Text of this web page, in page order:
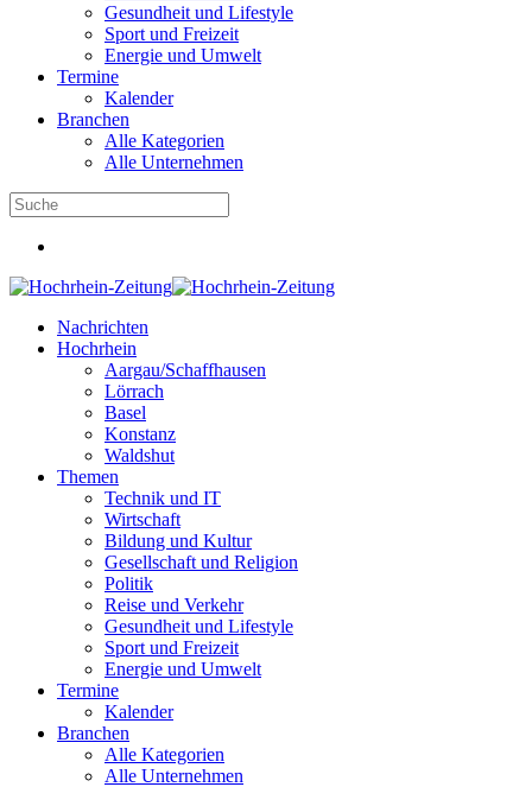
Gesundheit und Lifestyle
Sport und Freizeit
Energie und Umwelt
Termine
Kalender
Branchen
Alle Kategorien
Alle Unternehmen
Nachrichten
Hochrhein
Aargau/Schaffhausen
Lörrach
Basel
Konstanz
Waldshut
Themen
Technik und IT
Wirtschaft
Bildung und Kultur
Gesellschaft und Religion
Politik
Reise und Verkehr
Gesundheit und Lifestyle
Sport und Freizeit
Energie und Umwelt
Termine
Kalender
Branchen
Alle Kategorien
Alle Unternehmen